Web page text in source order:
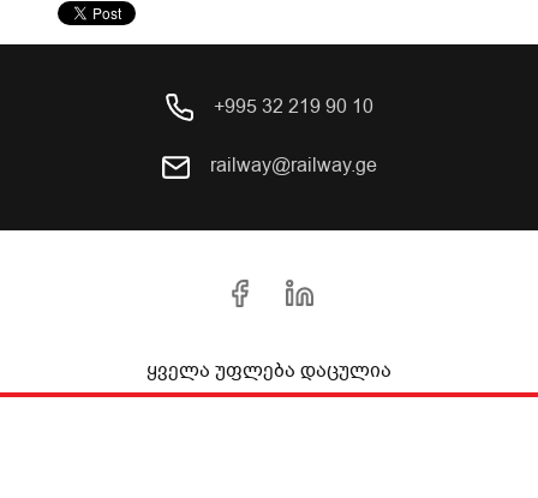
+995 32 219 90 10
railway@railway.ge
ყველა უფლება დაცულია